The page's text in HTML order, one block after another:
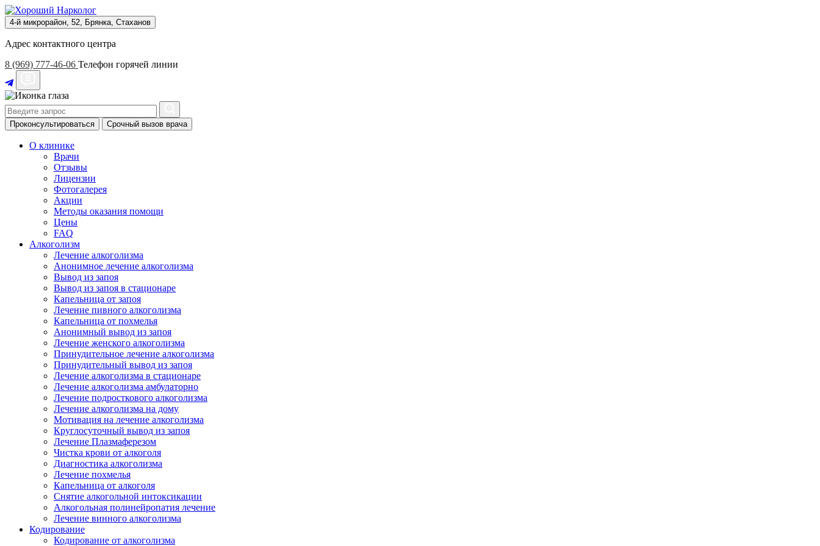
4-й микрорайон, 52, Брянка, Стаханов
Адрес контактного центра
8 (969) 777-46-06 Телефон горячей линии
Проконсультироваться Срочный вызов врача
О клинике
Врачи
Отзывы
Лицензии
Фотогалерея
Акции
Методы оказания помощи
Цены
FAQ
Алкоголизм
Лечение алкоголизма
Анонимное лечение алкоголизма
Вывод из запоя
Вывод из запоя в стационаре
Капельница от запоя
Лечение пивного алкоголизма
Капельница от похмелья
Анонимный вывод из запоя
Лечение женского алкоголизма
Принудительное лечение алкоголизма
Принудительный вывод из запоя
Лечение алкоголизма в стационаре
Лечение алкоголизма амбулаторно
Лечение подросткового алкоголизма
Лечение алкоголизма на дому
Мотивация на лечение алкоголизма
Круглосуточный вывод из запоя
Лечение Плазмаферезом
Чистка крови от алкоголя
Диагностика алкоголизма
Лечение похмелья
Капельница от алкоголя
Снятие алкогольной интоксикации
Алкогольная полинейропатия лечение
Лечение винного алкоголизма
Кодирование
Кодирование от алкоголизма